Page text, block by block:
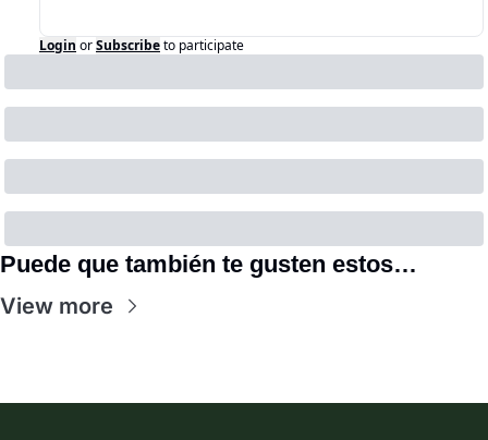
Login orSubscribeto participate
Puede que también te gusten estos…
View more